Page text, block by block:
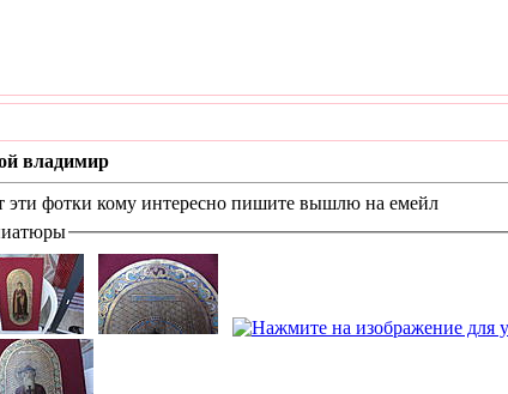
владимир
эти фотки кому интересно пишите вышлю на емейл